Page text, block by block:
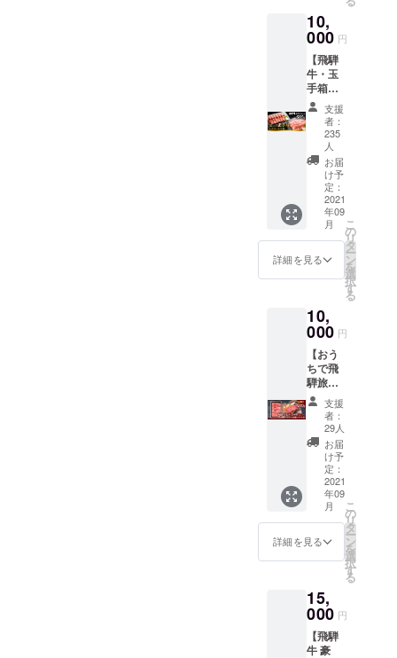
欄に記
載くだ
さい。
・到着
しまし
たらお
早目に
お召し
上がり
くださ
い。 ・
9月7日
より順
次お届
けしま
す。
せにな
ります
【飛騨
牛の復
興・福
袋と
は】 新
型コロ
ナの影
響で行
き場を
失いそ
うな飛
騨牛を
何とか
助けた
う「復
興」と
状況に
合わせ
てお得
に詰め
合わせ
た「福
袋」を
合わせ
た「復
袋」で
す。中
身は選
べませ
んが、
お肉屋
お得に
詰め合
お届け
しま
す。 ※
復袋と
10,
000 円
【飛騨
牛・玉
手箱
600g】
・御礼
の手紙
（飛騨
牛の畜
産農
家・お
肉屋さ
んよ
り） ・
飛騨牛
（A5ラ
降り肩
ロース
／赤身
部位の
食べ比
べで
す。 ※
お肉の
食べ方
（切り
方）が
焼肉・
しゃぶ
しゃ
ぶ・す
き焼き
から選
につい
て】 ・
冷蔵便
でお届
支援
者：
235
人
お届
け予
定：
2021
年09
月
詳細を見る
こ
の
リ
タ
ー
ン
を
選
択
す
る
10,
000 円
【おう
ちで飛
騨旅
行！
飛騨牛
500g＆
朴葉み
そ】 ・
御礼の
手紙
（飛騨
牛の畜
産農
家・お
肉屋さ
んよ
飛騨牛
1口サイ
ズ 500g
A5ラン
ク（赤
支援
者：
29人
お届
け予
定：
2021
年09
月
詳細を見る
こ
の
リ
タ
ー
ン
を
選
択
す
る
15,
000 円
【飛騨
牛 豪